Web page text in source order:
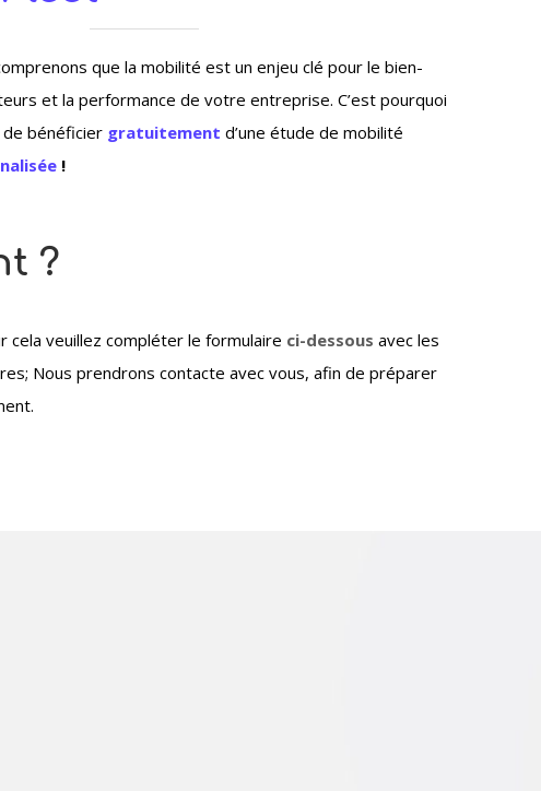
que la mobilité est un enjeu clé pour le bien-
et la performance de votre entreprise. C’est pourquoi
bénéficier gratuitement d’une étude de mobilité
!
?
cela veuillez compléter le formulaire ci-dessous avec les
Nous prendrons contacte avec vous, afin de préparer